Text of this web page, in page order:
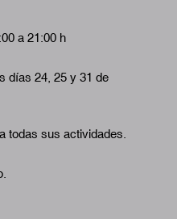
a 21:00 h
días 24, 25 y 31 de
todas sus actividades.